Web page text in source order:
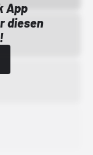
App
diesen